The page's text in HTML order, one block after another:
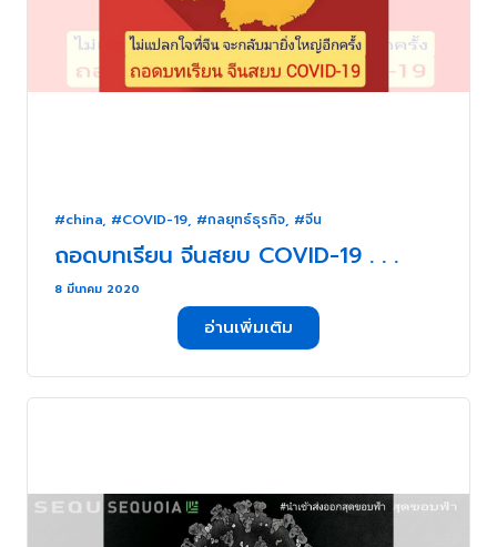
#china, #COVID-19, #กลยุทธ์ธุรกิจ, #จีน
ถอดบทเรียน จีนสยบ COVID-19 . . .
8 มีนาคม 2020
อ่านเพิ่มเติม